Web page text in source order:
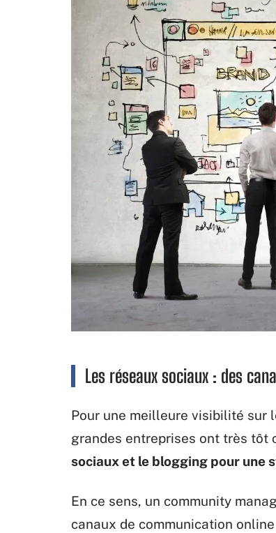
Les réseaux sociaux : des
Pour une meilleure visibilité sur
grandes entreprises ont très tôt
sociaux et le blogging pour
En ce sens, un community
canaux de communication